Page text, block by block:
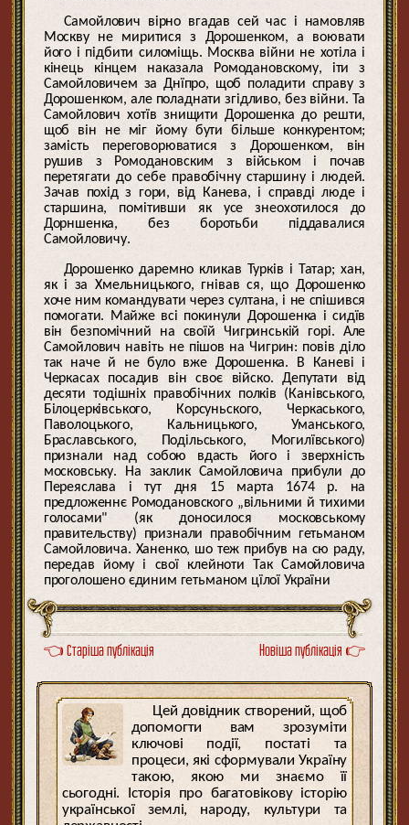
Самойлович вірно вгадав сей час і намовляв
Москву не миритися з Дорошенком, а воювати
його і підбити силоміщь. Москва війни не хотіла і
кінець кінцем наказала Ромодановскому, іти з
Самойловичем за Днїпро, щоб поладити справу з
Дорошенком, але поладнати згідливо, без війни. Та
Самойлович хотїв знищити Дорошенка до решти,
щоб він не міг йому бути більше конкурентом;
замість переговорюватися з Дорошенком, він
рушив з Ромодановским з військом і почав
перетягати до себе правобічну старшину і людей.
Зачав похід з гори, від Канева, і справді люде і
старшина, помітивши як усе знеохотилося до
Дорншенка, без боротьби піддавалися
Самойловичу.
Дорошенко даремно кликав Турків і Татар; хан,
як і за Хмельницького, гнівав ся, що Дорошенко
хоче ним командувати через султана, і не спішився
помогати. Майже всі покинули Дорошенка і сидїв
він безпомічний на своїй Чигринській горі. Але
Самойлович навіть не пішов на Чигрин: повів діло
так наче й не було вже Дорошенка. В Каневі і
Черкасах посадив він своє війско. Депутати від
десяти тодішніх правобічних полків (Канівського,
Білоцерківського, Корсуньского, Черкаського,
Паволоцького, Кальницького, Уманського,
Браславського, Подільського, Могилївського)
признали над собою вдасть його і зверхність
московську. На заклик Самойловича прибули до
Переяслава і тут дня 15 марта 1674 р. на
предложеннє Ромодановского „вільними й тихими
голосами" (як доносилося московському
правительству) признали правобічним гетьманом
Самойловича. Ханенко, шо теж прибув на сю раду,
передав йому і свої клейноти Так Самойловича
проголошено єдиним гетьманом цїлої України
👈 Старіша публікація Новіша публікація 👉
Цей довідник створений, щоб
допомогти вам зрозуміти
ключові події, постаті та
процеси, які сформували Україну
такою, якою ми знаємо її
сьогодні. Історія про багатовікову історію
української землі, народу, культури та